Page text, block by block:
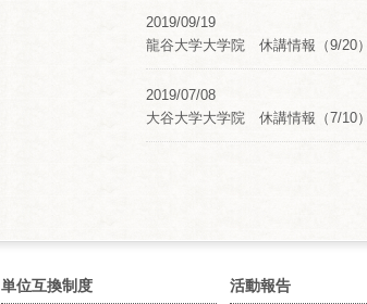
2019/09/19
龍谷大学大学院 休講情報（9/20）
2019/07/08
大谷大学大学院 休講情報（7/10）
単位互換制度 活動報告